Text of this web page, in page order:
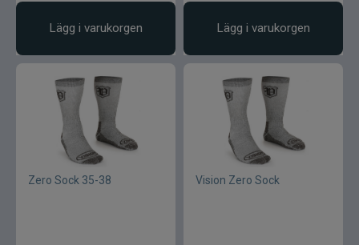
Lägg i varukorgen Lägg i varukorgen
Zero Sock 35-38 Vision Zero Sock